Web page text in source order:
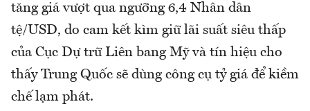
tăng giá vượt qua ngưỡng 6,4 Nhân dân
tệ/USD, do cam kết kìm giữ lãi suất siêu thấp
của Cục Dự trữ Liên bang Mỹ và tín hiệu cho
thấy Trung Quốc sẽ dùng công cụ tỷ giá để kiềm
chế lạm phát.